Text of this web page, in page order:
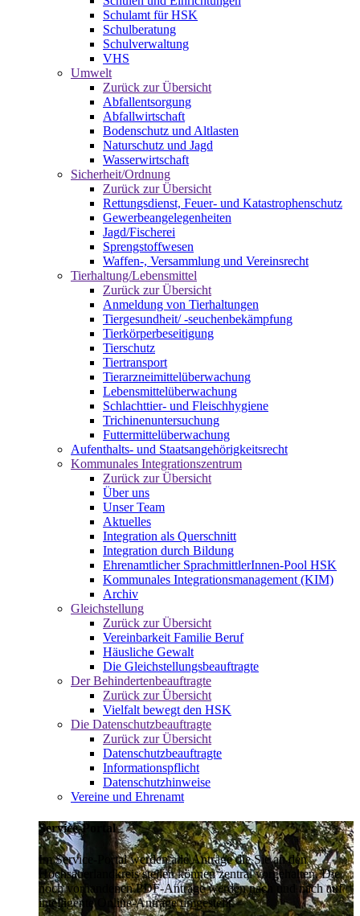
Schulamt für HSK
Schulberatung
Schulverwaltung
VHS
Umwelt
Zurück zur Übersicht
Abfallentsorgung
Abfallwirtschaft
Bodenschutz und Altlasten
Naturschutz und Jagd
Wasserwirtschaft
Sicherheit/Ordnung
Zurück zur Übersicht
Rettungsdienst, Feuer- und Katastrophenschutz
Gewerbeangelegenheiten
Jagd/Fischerei
Sprengstoffwesen
Waffen-, Versammlung und Vereinsrecht
Tierhaltung/Lebensmittel
Zurück zur Übersicht
Anmeldung von Tierhaltungen
Tiergesundheit/ -seuchenbekämpfung
Tierkörperbeseitigung
Tierschutz
Tiertransport
Tierarzneimittelüberwachung
Lebensmittelüberwachung
Schlachttier- und Fleischhygiene
Trichinenuntersuchung
Futtermittelüberwachung
Aufenthalts- und Staatsangehörigkeitsrecht
Kommunales Integrationszentrum
Zurück zur Übersicht
Über uns
Unser Team
Aktuelles
Integration als Querschnitt
Integration durch Bildung
Ehrenamtlicher SprachmittlerInnen-Pool HSK
Kommunales Integrationsmanagement (KIM)
Archiv
Gleichstellung
Zurück zur Übersicht
Vereinbarkeit Familie Beruf
Häusliche Gewalt
Die Gleichstellungsbeauftragte
Der Behindertenbeauftragte
Zurück zur Übersicht
Vielfalt bewegt den HSK
Die Datenschutzbeauftragte
Zurück zur Übersicht
Datenschutzbeauftragte
Informationspflicht
Datenschutzhinweise
Vereine und Ehrenamt
Service-Portal
Im Service-Portal werden alle Anträge die Sie an den
Hochsauerlandkreis stellen können zentral vorgehalten. Die
noch vorhandenen PDF-Anträge werden nach und nach auf
intelligente Online-Anträge umgestellt.